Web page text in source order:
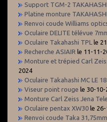
Support TGM-2 TAKAHASHI
Platine monture TAKAHASHI
Renvoi coude Williams
Oculaire DELITE télévue
Oculaire Takahashi TPL
le
Recherche ASIAIR le 11-11-
Monture et trépied Carl
2024
Oculaire Takahashi MC LE
Viseur point rouge le 30-10-
Monture Carl Zeiss Jena
Oculaire pentax XW30 le
Renvoi coude Taka 31,75mm